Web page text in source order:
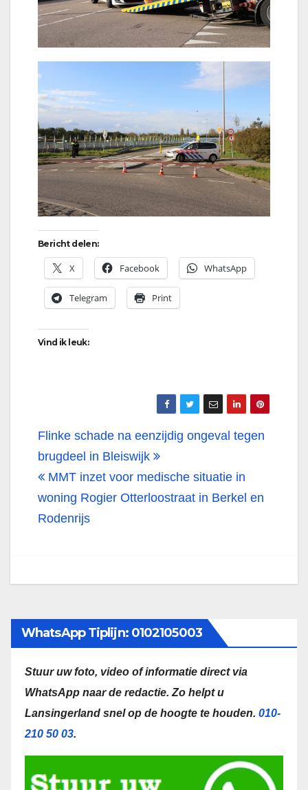
Bericht delen:
X Facebook WhatsApp
Telegram Print
Vind ik leuk:
Bericht
navigatie
Flinke schade na eenzijdig ongeval tegen
brugdeel in Bleiswijk
MMT inzet voor medische situatie in
woning Rogier Otterloostraat in Berkel en
Rodenrijs
WhatsApp Tiplijn: 0102105003
Stuur uw foto, video of informatie direct via
WhatsApp naar de redactie. Zo helpt u
Lansingerland snel op de hoogte te houden. 010-
210 50 03.